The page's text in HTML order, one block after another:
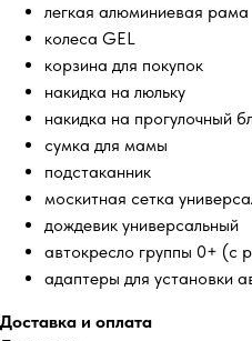
легкая алюминиевая рама
колеса GEL
корзина для покупок
накидка на люльку
накидка на прогулочный
сумка для мамы
подстаканник
москитная сетка
дождевик универсальный
автокресло группы 0+ (с
адаптеры для установки
Доставка и оплата